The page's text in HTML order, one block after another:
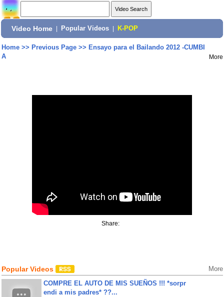
Video Home Popular Videos K-POP
Home>> Previous Page>> Ensayo para el Bailando 2012 -CUMBI
A
More
Share:
Popular Videos More
COMPRE EL AUTO DE MIS SUEÑOS !!! *sorpr
endi a mis padres* ??...